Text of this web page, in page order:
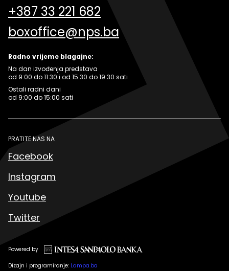
+387 33 221 682
boxoffice@nps.ba
Radno vrijeme blagajne:
Na dan izvođenja predstava
od 9:00 do 11:30 i od 15:30 do 19:30 sati
Ostali radni dani
od 9:00 do 15:00 sati
PRATITE NAS NA
Facebook
Instagram
Youtube
Twitter
Powered by
Dizajn i programiranje: Lampa.ba